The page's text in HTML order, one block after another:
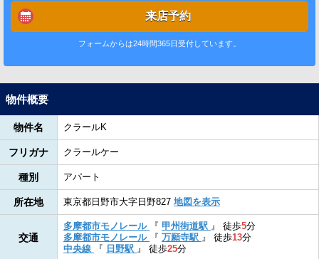
来店予約
フォームからは24時間365日受付しています。
物件概要
物件名 クラールK
フリガナ クラールケー
種別 アパート
所在地 東京都日野市大字日野827 地図を表示
交通
多摩都市モノレール 『 甲州街道駅 』 徒歩5分
多摩都市モノレール
『 万願寺駅 』 徒歩13分
中央線
『 日野駅 』 徒歩25分